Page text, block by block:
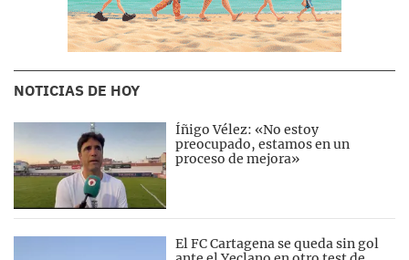
NOTICIAS DE HOY
Íñigo Vélez: «No estoy
preocupado, estamos en un
proceso de mejora»
El FC Cartagena se queda sin gol